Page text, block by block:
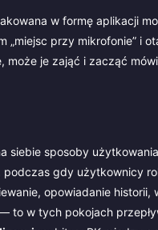
w formę aplikacji
„miejsc przy mikrofonie” i
je zająć i zacząć
siebie sposoby
gdy użytkownicy
opowiadanie
w tych pokojach